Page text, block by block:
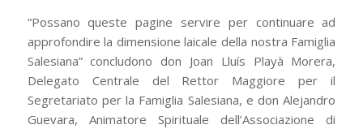
“Possano queste pagine servire per continuare ad
approfondire la dimensione laicale della nostra Famiglia
Salesiana” concludono don Joan Lluís Playà Morera,
Delegato Centrale del Rettor Maggiore per il
Segretariato per la Famiglia Salesiana, e don Alejandro
Guevara, Animatore Spirituale dell’Associazione di